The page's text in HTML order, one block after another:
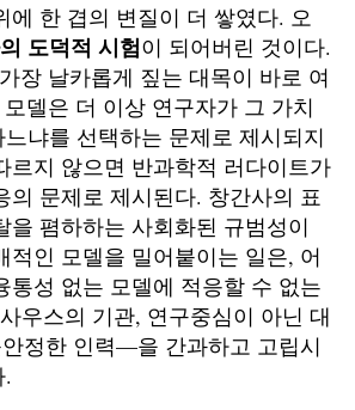
에 한 겹의 변질이 더 쌓였다. 오
도덕적 시험이 되어버린 것이다.
장 날카롭게 짚는 대목이 바로 여
델은 더 이상 연구자가 그 가치
냐를 선택하는 문제로 제시되지
르지 않으면 반과학적 러다이트가
의 문제로 제시된다. 창간사의 표
을 폄하하는 사회화된 규범성이
적인 모델을 밀어붙이는 일은, 어
통성 없는 모델에 적응할 수 없는
우스의 기관, 연구중심이 아닌 대
정한 인력—을 간과하고 고립시